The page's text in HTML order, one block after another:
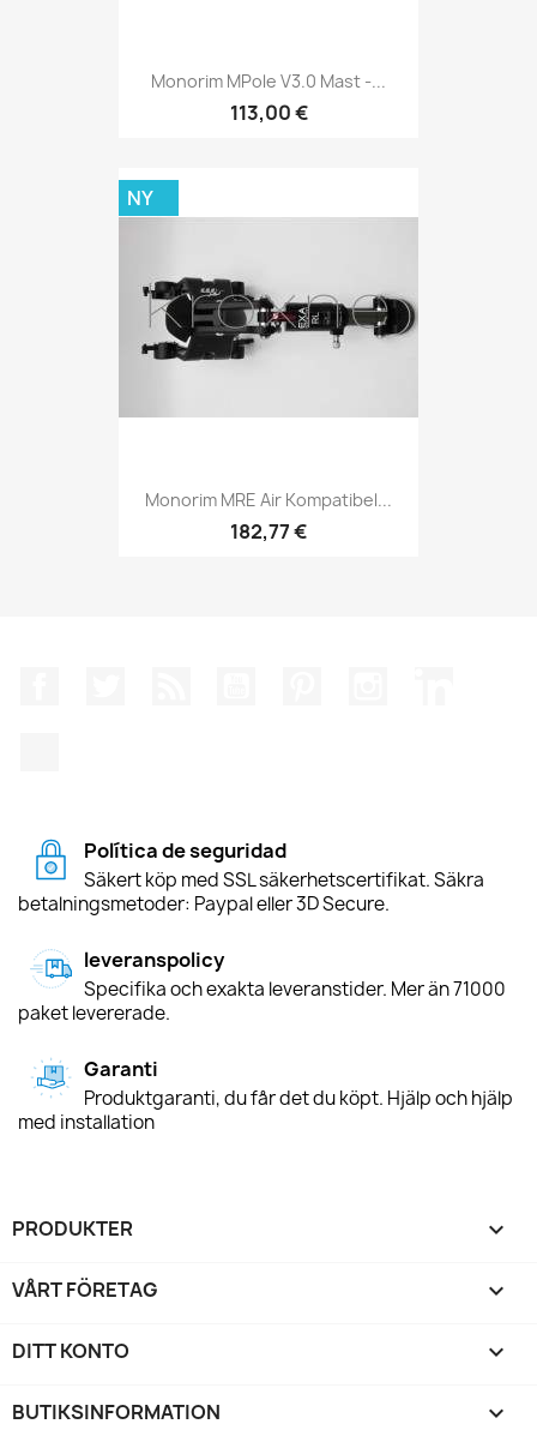
Monorim MPole V3.0 Mast -...
113,00 €
Monorim MRE Air Kompatibel...
182,77 €
NY
Política de seguridad
Säkert köp med SSL säkerhetscertifikat. Säkra
betalningsmetoder: Paypal eller 3D Secure.
leveranspolicy
Specifika och exakta leveranstider. Mer än 71000
paket levererade.
Garanti
Produktgaranti, du får det du köpt. Hjälp och hjälp
med installation
PRODUKTER 
VÅRT FÖRETAG 
DITT KONTO 
BUTIKSINFORMATION keyboard_arrow_down